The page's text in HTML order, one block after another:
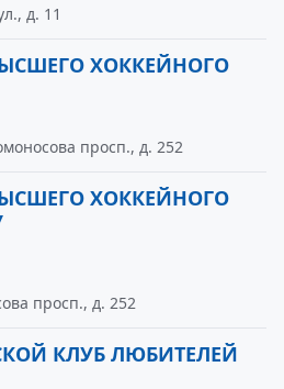
д. 11
ХОККЕЙНОГО
просп., д. 252
ХОККЕЙНОГО
просп., д. 252
КЛУБ ЛЮБИТЕЛЕЙ